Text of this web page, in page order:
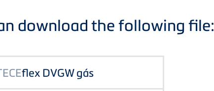
download the following file:
flex DVGW gás